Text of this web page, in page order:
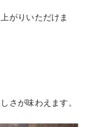
がりいただけま
さが味わえます。